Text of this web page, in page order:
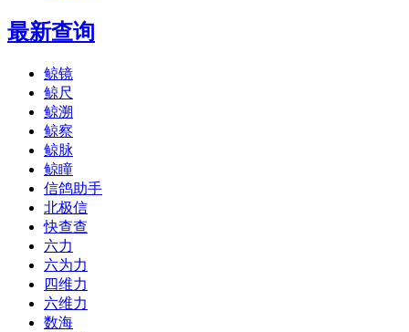
最新查询
鲸镜
鲸尺
鲸溯
鲸察
鲸脉
鲸瞳
信鸽助手
北极信
快查查
六力
六为力
四维力
六维力
数海